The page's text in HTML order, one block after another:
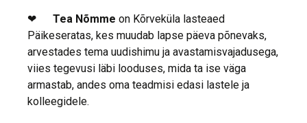
❤ Tea Nõmme on Kõrveküla lasteaed
Päikeseratas, kes muudab lapse päeva põnevaks,
arvestades tema uudishimu ja avastamisvajadusega,
viies tegevusi läbi looduses, mida ta ise väga
armastab, andes oma teadmisi edasi lastele ja
kolleegidele.